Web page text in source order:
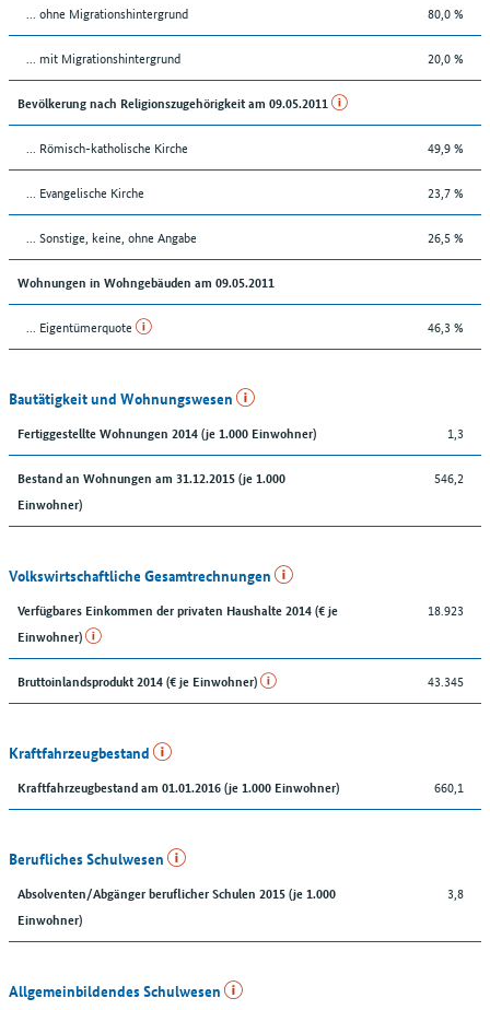
... ohne Migrationshintergrund 80,0 %
... mit Migrationshintergrund 20,0 %
Bevölkerung nach Religionszugehörigkeit am 09.05.2011
... Römisch-katholische Kirche 49,9 %
... Evangelische Kirche 23,7 %
... Sonstige, keine, ohne Angabe 26,5 %
Wohnungen in Wohngebäuden am 09.05.2011
... Eigentümerquote 46,3 %
Bautätigkeit und Wohnungswesen
Fertiggestellte Wohnungen 2014 (je 1.000 Einwohner) 1,3
Bestand an Wohnungen am 31.12.2015 (je 1.000
Einwohner)
546,2
Volkswirtschaftliche Gesamtrechnungen
Verfügbares Einkommen der privaten Haushalte 2014 (€ je
Einwohner)
18.923
Bruttoinlandsprodukt 2014 (€ je Einwohner) 43.345
Kraftfahrzeugbestand
Kraftfahrzeugbestand am 01.01.2016 (je 1.000 Einwohner) 660,1
Berufliches Schulwesen
Absolventen/Abgänger beruflicher Schulen 2015 (je 1.000
Einwohner)
3,8
Allgemeinbildendes Schulwesen